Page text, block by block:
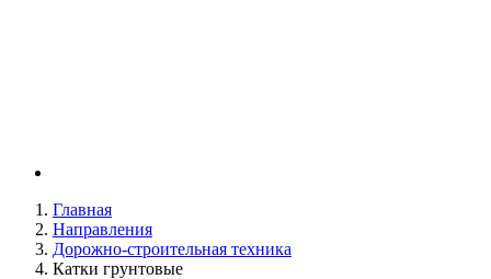
Главная
Направления
Дорожно-строительная техника
Катки грунтовые